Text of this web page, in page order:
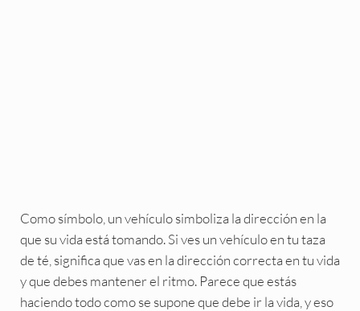
Como símbolo, un vehículo simboliza la dirección en la
que su vida está tomando. Si ves un vehículo en tu taza
de té, significa que vas en la dirección correcta en tu vida
y que debes mantener el ritmo. Parece que estás
haciendo todo como se supone que debe ir la vida, y eso